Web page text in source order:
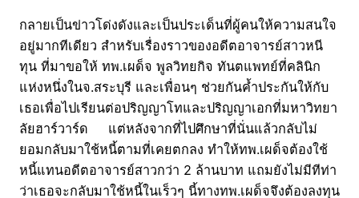
กลายเป็นข่าวโด่งดังและเป็นประเด็นที่ผู้คนให้ความสนใจ
อยู่มากทีเดียว สำหรับเรื่องราวของอดีตอาจารย์สาวหนี
ทุน ที่มาขอให้ ทพ.เผด็จ พูลวิทยกิจ ทันตแพทย์ที่คลินิก
แห่งหนึ่งในจ.สระบุรี และเพื่อนๆ ช่วยกันค้ำประกันให้กับ
เธอเพื่อไปเรียนต่อปริญญาโทและปริญญาเอกที่มหาวิทยา
ลัยฮาร์วาร์ด แต่หลังจากที่ไปศึกษาที่นั่นแล้วกลับไม่
ยอมกลับมาใช้หนี้ตามที่เคยตกลง ทำให้ทพ.เผด็จต้องใช้
หนี้แทนอดีตอาจารย์สาวกว่า 2 ล้านบาท แถมยังไม่มีทีท่า
ว่าเธอจะกลับมาใช้หนี้ในเร็วๆ นี้ทางทพ.เผด็จจึงต้องลงทุน